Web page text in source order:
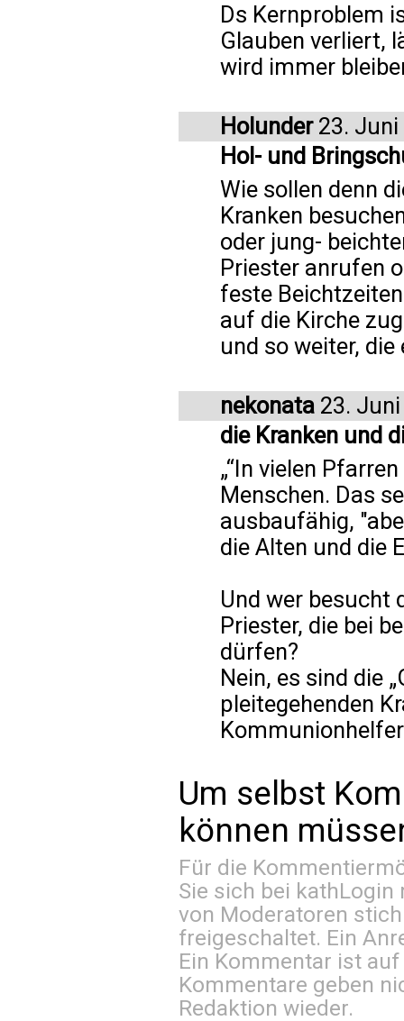
Ds Kernproblem
Glauben verliert,
wird immer
Holunder23. Juni
Hol- und
Wie sollen denn
Kranken
oder jung-
Priester anrufen
feste
auf die Kirche
und so weiter,
nekonata 23.
die Kranken und
„“In vielen
Menschen. Das
ausbaufähig,
die Alten und die
Und wer besucht
Priester, die bei
dürfen?
Nein, es sind die
pleitegehenden
Um selbst
können
Für die
Sie sich bei kathLogin
von Moderatoren
freigeschaltet. Ein
Ein Kommentar ist
Kommentare geben
Redaktion wieder.